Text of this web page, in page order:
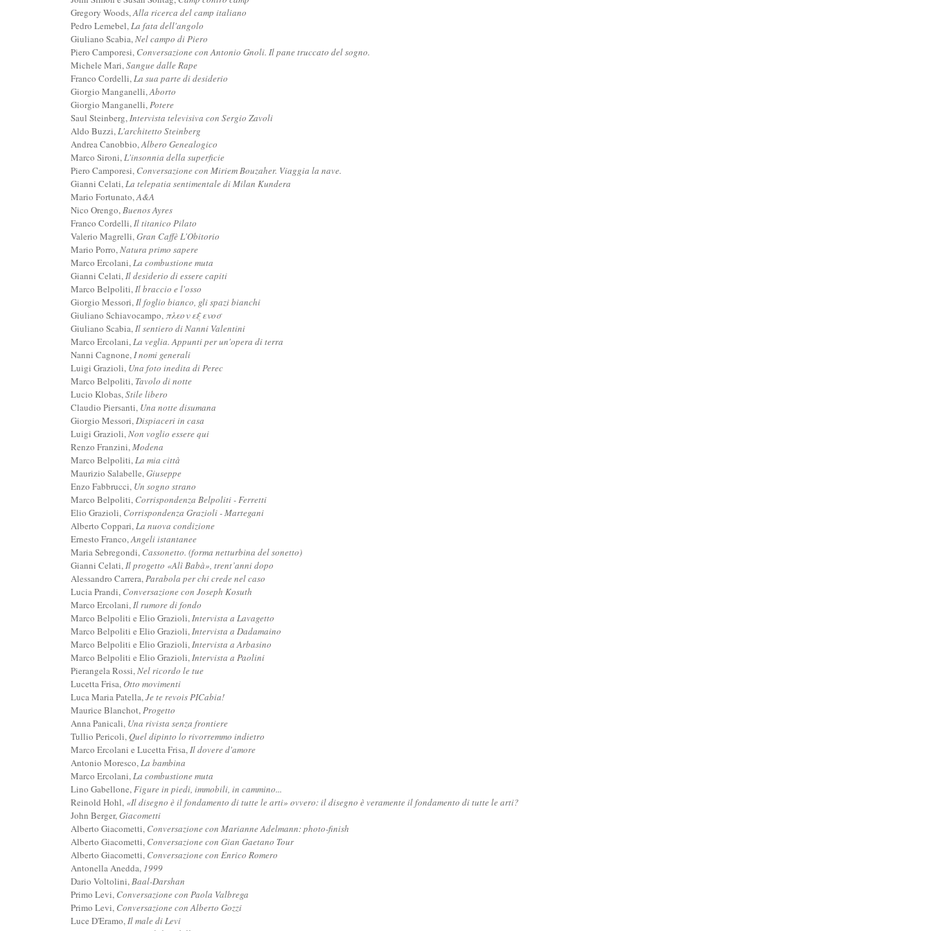
Gregory Woods,Alla ricerca del camp italiano
Pedro Lemebel,La fata dell'angolo
Giuliano Scabia,Nel campo di Piero
Piero Camporesi, Conversazione con Antonio Gnoli. Il pane truccato del sogno.
Michele Mari,Sangue dalle Rape
Franco Cordelli,La sua parte di desiderio
Giorgio Manganelli,Aborto
Giorgio Manganelli,Potere
Saul Steinberg,Intervista televisiva con Sergio Zavoli
Aldo Buzzi,L'architetto Steinberg
Andrea Canobbio,Albero Genealogico
Marco Sironi,L'insonnia della superficie
Piero Camporesi, Conversazione con Miriem Bouzaher. Viaggia la nave.
Gianni Celati,La telepatia sentimentale di Milan Kundera
Mario Fortunato,A&A
Nico Orengo,Buenos Ayres
Franco Cordelli,Il titanico Pilato
Valerio Magrelli,Gran Caffè L'Obitorio
Mario Porro,Natura primo sapere
Marco Ercolani,La combustione muta
Gianni Celati,Il desiderio di essere capiti
Marco Belpoliti,Il braccio e l'osso
Giorgio Messori,Il foglio bianco, gli spazi bianchi
Giuliano Schiavocampo,πλεον εξ ενοσ
Giuliano Scabia,Il sentiero di Nanni Valentini
Marco Ercolani,La veglia. Appunti per un'opera di terra
Nanni Cagnone,I nomi generali
Luigi Grazioli, Una foto inedita di Perec
Marco Belpoliti, Tavolo di notte
Lucio Klobas,Stile libero
Claudio Piersanti, Una notte disumana
Giorgio Messori,Dispiaceri in casa
Luigi Grazioli,Non voglio essere qui
Renzo Franzini,Modena
Marco Belpoliti,La mia città
Maurizio Salabelle,Giuseppe
Enzo Fabbrucci, Un sogno strano
Marco Belpoliti, Corrispondenza Belpoliti - Ferretti
Elio Grazioli, Corrispondenza Grazioli - Martegani
Alberto Coppari,La nuova condizione
Ernesto Franco,Angeli istantanee
Maria Sebregondi, Cassonetto. (forma netturbina del sonetto)
Gianni Celati,Il progetto «Alì Babà», trent’anni dopo
Alessandro Carrera,Parabola per chi crede nel caso
Lucia Prandi, Conversazione con Joseph Kosuth
Marco Ercolani,Il rumore di fondo
Marco Belpoliti e Elio Grazioli,Intervista a Lavagetto
Marco Belpoliti e Elio Grazioli,Intervista a Dadamaino
Marco Belpoliti e Elio Grazioli,Intervista a Arbasino
Marco Belpoliti e Elio Grazioli,Intervista a Paolini
Pierangela Rossi,Nel ricordo le tue
Lucetta Frisa,Otto movimenti
Luca Maria Patella,Je te revois PICabia!
Maurice Blanchot,Progetto
Anna Panicali, Una rivista senza frontiere
Tullio Pericoli,Quel dipinto lo rivorremmo indietro
Marco Ercolani e Lucetta Frisa,Il dovere d'amore
Antonio Moresco,La bambina
Marco Ercolani,La combustione muta
Lino Gabellone,Figure in piedi, immobili, in cammino...
Reinold Hohl, «Il disegno è il fondamento di tutte le arti» ovvero: il disegno è veramente il fondamento di tutte le arti?
John Berger,Giacometti
Alberto Giacometti, Conversazione con Marianne Adelmann: photo-finish
Alberto Giacometti, Conversazione con Gian Gaetano Tour
Alberto Giacometti, Conversazione con Enrico Romero
Antonella Anedda, 1999
Dario Voltolini,Baal-Darshan
Primo Levi, Conversazione con Paola Valbrega
Primo Levi, Conversazione con Alberto Gozzi
Luce D'Eramo,Il male di Levi